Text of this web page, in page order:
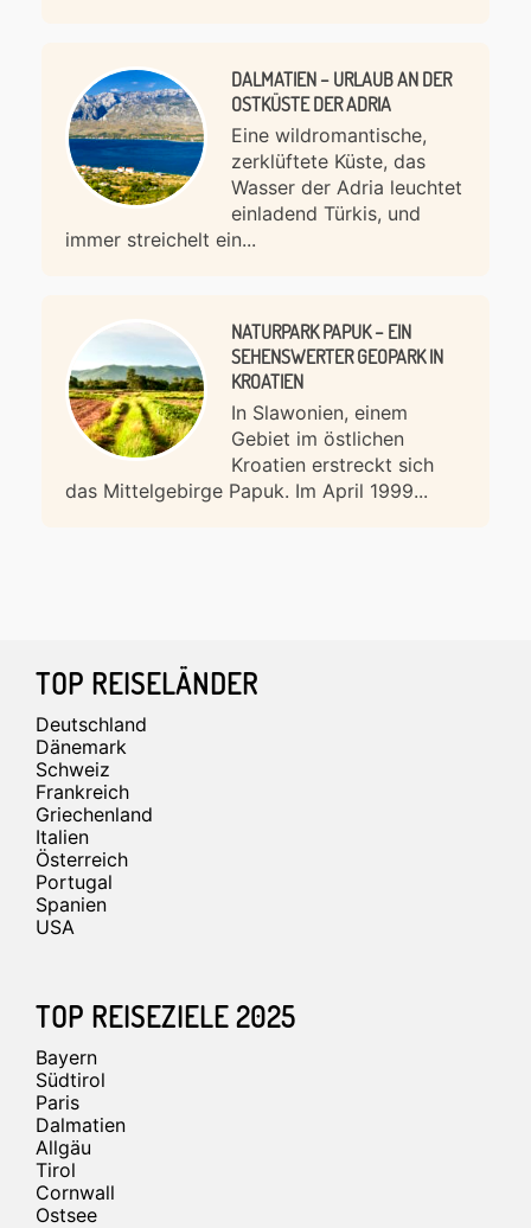
DALMATIEN – URLAUB AN DER
OSTKÜSTE DER ADRIA
Eine wildromantische,
zerklüftete Küste, das
Wasser der Adria leuchtet
einladend Türkis, und
immer streichelt ein...
NATURPARK PAPUK – EIN
SEHENSWERTER GEOPARK IN
KROATIEN
In Slawonien, einem
Gebiet im östlichen
Kroatien erstreckt sich
das Mittelgebirge Papuk. Im April 1999...
Footer
TOP REISELÄNDER
Deutschland
Dänemark
Schweiz
Frankreich
Griechenland
Italien
Österreich
Portugal
Spanien
USA
TOP REISEZIELE 2025
Bayern
Südtirol
Paris
Dalmatien
Allgäu
Tirol
Cornwall
Ostsee